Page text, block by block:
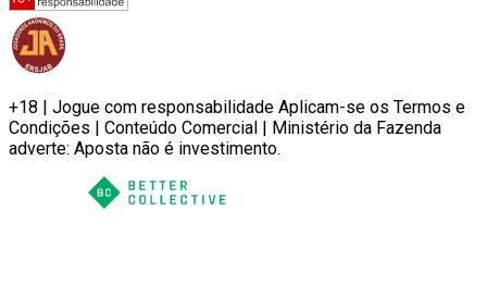
+18 | Jogue com responsabilidade Aplicam-se os Termos e
Condições | Conteúdo Comercial | Ministério da Fazenda
adverte: Aposta não é investimento.